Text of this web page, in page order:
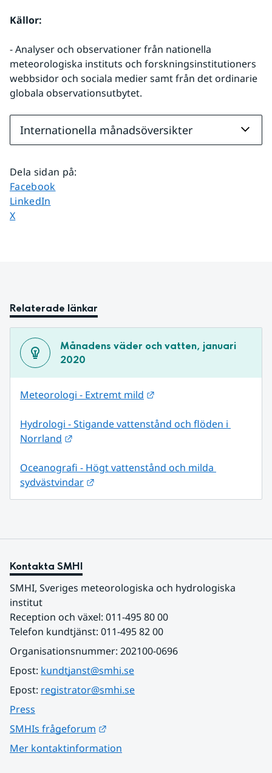
Källor:
- Analyser och observationer från nationella
meteorologiska instituts och forskningsinstitutioners
webbsidor och sociala medier samt från det ordinarie
globala observationsutbytet.
Internationella månadsöversikter
Dela sidan på:
Dela sidan på
Facebook
Dela sidan på
LinkedIn
Dela sidan på
X
Relaterade länkar
Månadens väder och vatten, januari
2020
Meteorologi - Extremt mild
Hydrologi - Stigande vattenstånd och flöden i
Norrland
Oceanografi - Högt vattenstånd och milda
sydvästvindar
Kontakta SMHI
SMHI, Sveriges meteorologiska och hydrologiska
institut
Reception och växel: 011-495 80 00
Telefon kundtjänst: 011-495 82 00
Organisationsnummer: 202100-0696
Epost: kundtjanst@smhi.se
Epost: registrator@smhi.se
Press
SMHIs frågeforum
Mer kontaktinformation